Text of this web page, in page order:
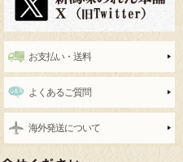
お支払い・送料
よくあるご質問
海外発送について